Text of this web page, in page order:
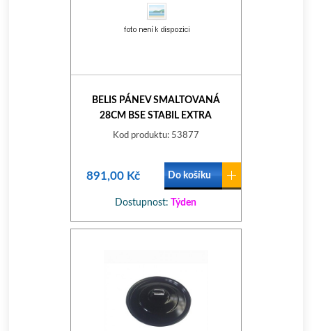
BELIS PÁNEV SMALTOVANÁ
28CM BSE STABIL EXTRA
Kod produktu: 53877
891,00 Kč Do košíku
Dostupnost: Týden